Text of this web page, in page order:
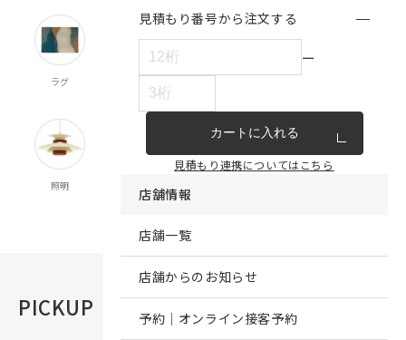
見積もり番号から注文する
ー
カートに入れる
見積もり連携についてはこちら
店舗情報
店舗一覧
店舗からのお知らせ
予約｜オンライン接客予約
ラグ
カーテン
照明 時計
PICKUP おすすめコンテンツ